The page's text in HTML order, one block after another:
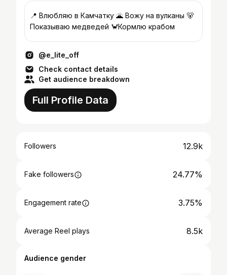
📍 Влюбляю в Камчатку 🌋 Вожу на вулканы 🐻
Показываю медведей 🦀Кормлю крабом
@e_lite_off
Check contact details
Get audience breakdown
Full Profile Data
Followers 12.9k
Fake followers 24.77%
Engagement rate 3.75%
Average Reel plays 8.5k
Audience gender